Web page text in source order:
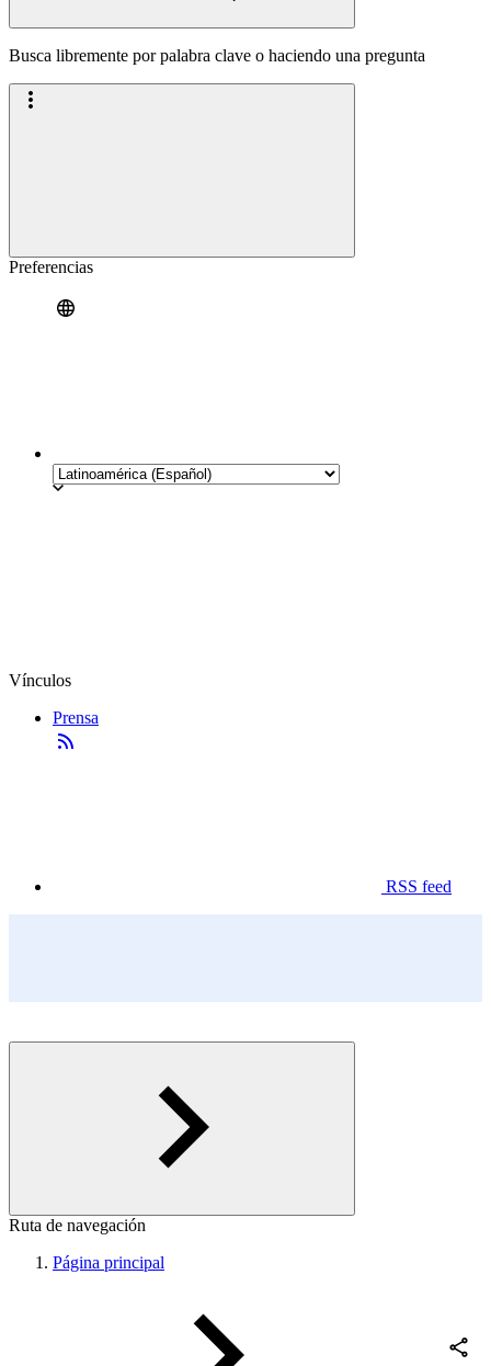
Busca libremente por palabra clave o haciendo una pregunta
Preferencias
Vínculos
Prensa
RSS feed
Ruta de navegación
Página principal